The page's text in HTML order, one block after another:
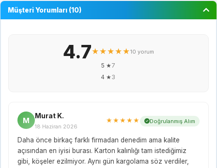
Müşteri Yorumları (10)
4.7★★★★★10 yorum
5 ★7
4 ★3
M
Murat K.
18 Haziran 2026
★★★★★ Doğrulanmış Alım
Daha önce birkaç farklı firmadan denedim ama kalite
açısından en iyisi burası. Karton kalınlığı tam istediğimiz
gibi, köşeler ezilmiyor. Aynı gün kargolama söz verdiler,